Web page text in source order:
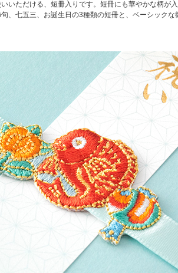
いただける、短冊入りです。短冊にも華やかな柄が
、七五三、お誕生日の3種類の短冊と、ベーシックな